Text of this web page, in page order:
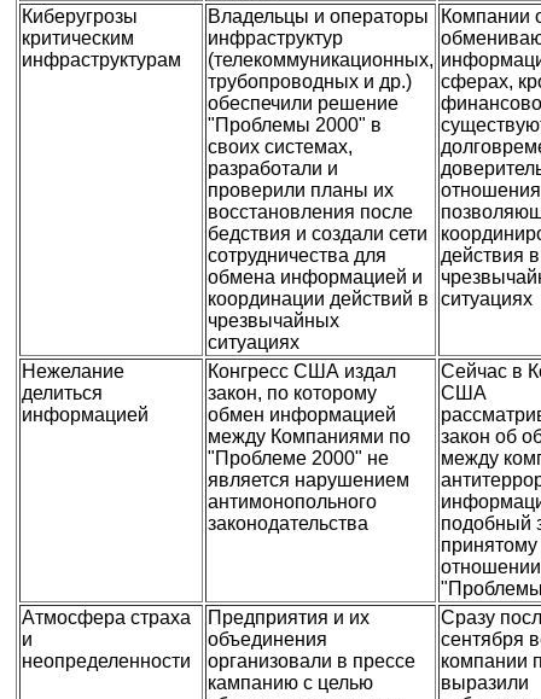
Киберугрозы
критическим
инфраструктурам
Владельцы и операторы
инфраструктур
(телекоммуникационных,
трубопроводных и др.)
обеспечили решение
"Проблемы 2000" в
своих системах,
разработали и
проверили планы их
восстановления после
бедствия и создали сети
сотрудничества для
обмена информацией и
координации действий в
чрезвычайных
ситуациях
Компании
сферах,
действия в
ситуациях
Нежелание
делиться
информацией
Конгресс США издал
закон, по которому
обмен информацией
между Компаниями по
"Проблеме 2000" не
является нарушением
антимонопольного
законодательства
Сейчас в
США
закон об
между
подобный
принятому
отношении
Атмосфера страха
и
неопределенности
Предприятия и их
объединения
организовали в прессе
кампанию с целью
Сразу
сентября
компании
выразили